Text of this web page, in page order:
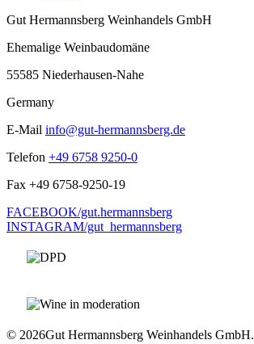
Gut Hermannsberg Weinhandels GmbH
Ehemalige Weinbaudomäne
55585 Niederhausen-Nahe
Germany
E-Mail info@gut-hermannsberg.de
Telefon +49 6758 9250-0
Fax +49 6758-9250-19
FACEBOOK/gut.hermannsberg
INSTAGRAM/gut_hermannsberg
© 2026Gut Hermannsberg Weinhandels GmbH.